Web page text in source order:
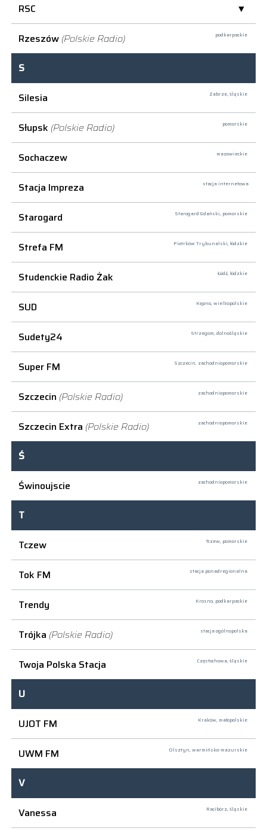
RSC
Rzeszów (Polskie Radio) podkarpackie
S
Silesia
Zabrze, śląskie
Słupsk (Polskie Radio) pomorskie
Sochaczew mazowieckie
Stacja Impreza stacja internetowa
Starogard Starogard Gdański, pomorskie
Strefa FM Piotrków Trybunalski, łódzkie
Studenckie Radio Żak Łódź, łódzkie
SUD Kępno, wielkopolskie
Sudety24 Strzegom, dolnośląskie
Super FM Szczecin, zachodniopomorskie
Szczecin (Polskie Radio) zachodniopomorskie
Szczecin Extra (Polskie Radio) zachodniopomorskie
Ś
Świnoujscie
zachodniopomorskie
T
Tczew
Tczew, pomorskie
Tok FM stacja ponadregionalna
Trendy Krosno, podkarpackie
Trójka (Polskie Radio) stacja ogólnopolska
Twoja Polska Stacja Częstochowa, śląskie
U
UJOT FM
Kraków, małopolskie
UWM FM Olsztyn, warmińsko-mazurskie
V
Vanessa
Racibórz, śląskie